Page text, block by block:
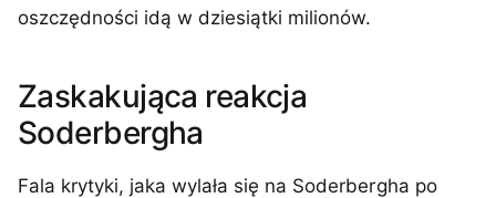
oszczędności idą w dziesiątki milionów.
Zaskakująca reakcja
Soderbergha
Fala krytyki, jaka wylała się na Soderbergha po